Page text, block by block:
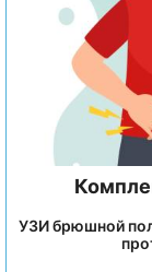
УЗИ брюшной